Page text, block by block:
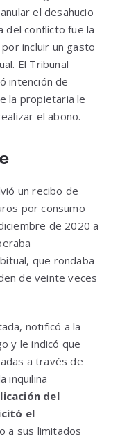
el desahucio
del conflicto fue la
incluir un gasto
El Tribunal
intención de
la propietaria le
el abono.
un recibo de
por consumo
de 2020 a
que rondaba
de veinte veces
notificó a la
y le indicó que
a través de
inquilina
del
el
a sus limitados